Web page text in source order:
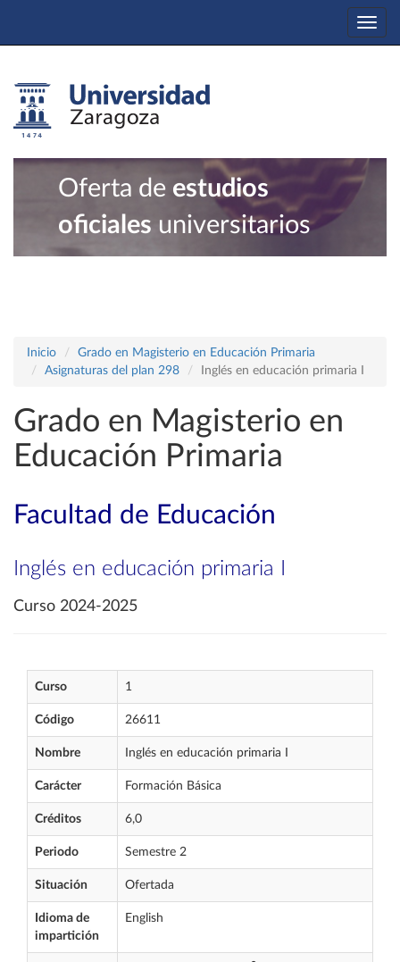
Oferta de estudios
oficiales universitarios
Inicio
Grado en Magisterio en Educación Primaria
Asignaturas del plan 298
Inglés en educación primaria I
Grado en Magisterio en
Educación Primaria
Facultad de Educación
Inglés en educación primaria I
Curso 2024-2025
Curso 1
Código 26611
Nombre Inglés en educación primaria I
Carácter Formación Básica
Créditos 6,0
Periodo Semestre 2
Situación Ofertada
Idioma de
impartición
English